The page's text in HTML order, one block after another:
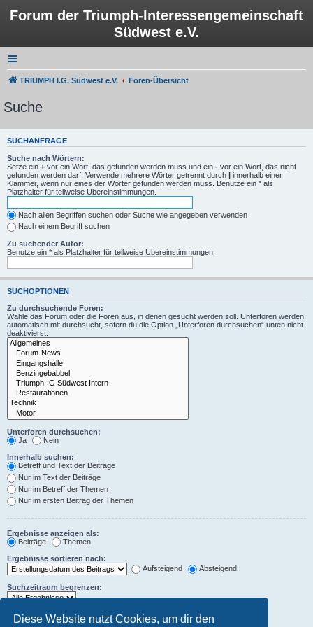
Diese Website nutzt Cookies, um dir den
Forum der Triumph-Interessengemeinschaft
Südwest e.V.
TRIUMPH I.G. Südwest e.V. Foren-Übersicht
Suche
SUCHANFRAGE
Suche nach Wörtern:
Setze ein + vor ein Wort, das gefunden werden muss und ein - vor ein Wort, das nicht
gefunden werden darf. Verwende mehrere Wörter getrennt durch | innerhalb einer
Klammer, wenn nur eines der Wörter gefunden werden muss. Benutze ein * als
Platzhalter für teilweise Übereinstimmungen.
Nach allen Begriffen suchen oder Suche wie angegeben verwenden
Nach einem Begriff suchen
Zu suchender Autor:
Benutze ein * als Platzhalter für teilweise Übereinstimmungen.
SUCHOPTIONEN
Zu durchsuchende Foren:
Wähle das Forum oder die Foren aus, in denen gesucht werden soll. Unterforen werden
automatisch mit durchsucht, sofern du die Option „Unterforen durchsuchen“ unten nicht
deaktivierst.
Unterforen durchsuchen:
Ja
Nein
Innerhalb suchen:
Betreff und Text der Beiträge
Nur im Text der Beiträge
Nur im Betreff der Themen
Nur im ersten Beitrag der Themen
Ergebnisse anzeigen als:
Beiträge
Themen
Ergebnisse sortieren nach:
Aufsteigend
Absteigend
Suchzeitraum begrenzen:
Die ersten: